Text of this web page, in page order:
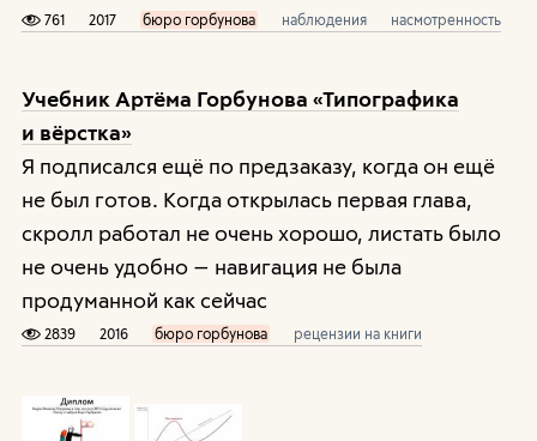
761 2017 бюро горбунова наблюдения насмотренность
Учебник Артёма Горбунова «Типографика
и вёрстка»
Я подписался ещё по предзаказу, когда он ещё
не был готов. Когда открылась первая глава,
скролл работал не очень хорошо, листать было
не очень удобно — навигация не была
продуманной как сейчас
2839 2016 бюро горбунова рецензии на книги